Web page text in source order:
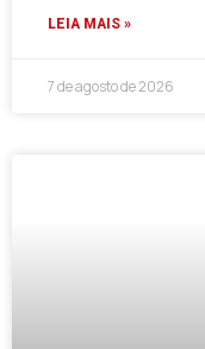
LEIA MAIS »
7 de agosto de 2026